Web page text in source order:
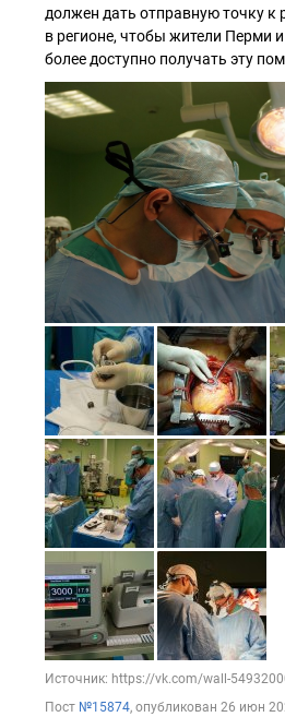
должен дать отправную точку к
в регионе, чтобы жители Перми
более доступно получать эту
Источник: https://vk.com/wall-
Пост №15874, опубликован 26 июн